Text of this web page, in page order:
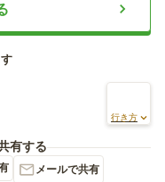
行き方
有する
メールで共有